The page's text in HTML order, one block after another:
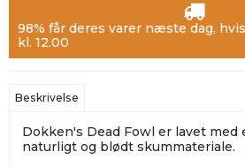
98% får deres varer næste dag,
kl. 12.00
Beskrivelse
Dokken's Dead Fowl er lavet med
naturligt og blødt skummateriale.